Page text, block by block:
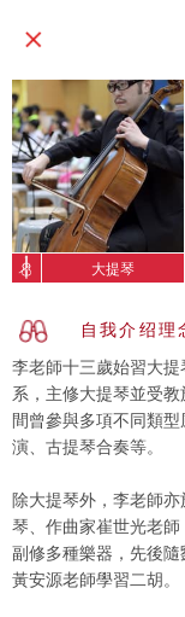
大提琴
自我介绍理
李老師十三歲始習大
系，主修大提琴並受
間曾參與多項不同類
演、古提琴合奏等。
除大提琴外，李老師
琴、作曲家崔世光老
副修多種樂器，先後
黃安源老師學習二胡。